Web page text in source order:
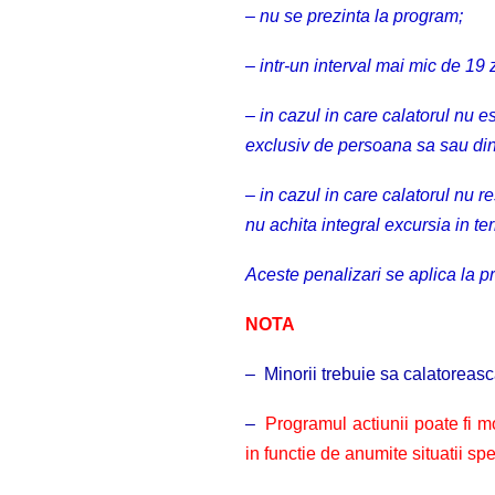
– nu se prezinta la program;
– intr-un interval mai mic de
– in cazul in care calatorul nu
exclusiv de persoana sa sau
– in cazul in care calatorul nu
nu achita integral excursia in
Aceste penalizari se aplica la
NOTA
– Minorii trebuie sa
–
Programul actiunii poate fi
in functie de anumite situatii